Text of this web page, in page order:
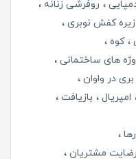
روفرشی زنانه
زیره کفش نوبری
کوه
های ساختمانی
در واوان
امپریال
بازیافت
رضایت مشتریان